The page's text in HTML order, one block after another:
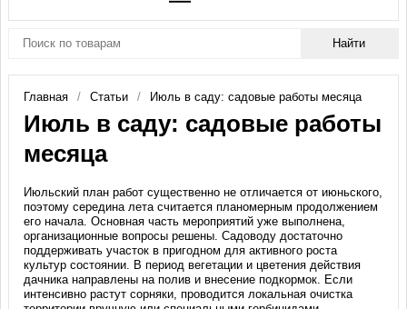
Главная Статьи Июль в саду: садовые работы месяца
Июль в саду: садовые работы
месяца
Июльский план работ существенно не отличается от июньского,
поэтому середина лета считается планомерным продолжением
его начала. Основная часть мероприятий уже выполнена,
организационные вопросы решены. Садоводу достаточно
поддерживать участок в пригодном для активного роста
культур состоянии. В период вегетации и цветения действия
дачника направлены на полив и внесение подкормок. Если
интенсивно растут сорняки, проводится локальная очистка